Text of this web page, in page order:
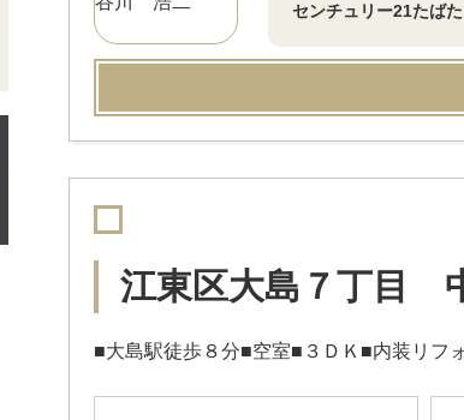
センチュリー21たば
江東区大島７丁目
■大島駅徒歩８分■空室■３ＤＫ■内装リフ